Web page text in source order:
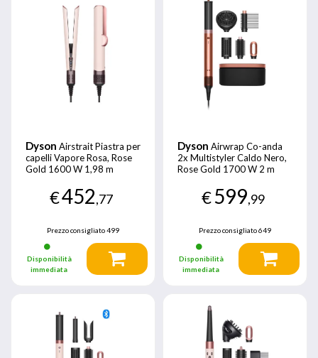
Dyson Airstrait Piastra per
capelli Vapore Rosa, Rose
Gold 1600 W 1,98 m
€452,77
Prezzo consigliato499
Disponibilità
immediata
Dyson Airwrap Co-anda
2x Multistyler Caldo Nero,
Rose Gold 1700 W 2 m
€599,99
Prezzo consigliato649
Disponibilità
immediata